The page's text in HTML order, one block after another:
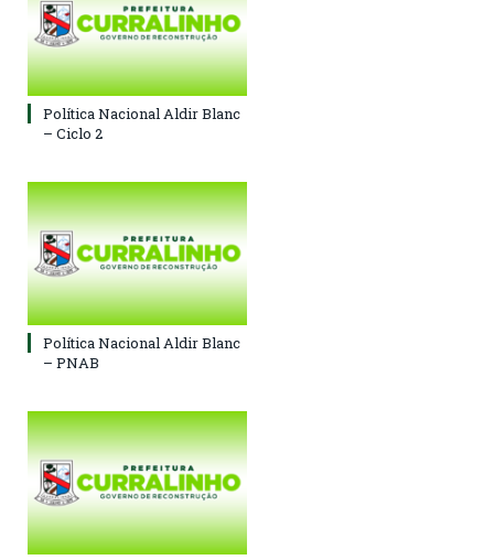
Política Nacional Aldir Blanc
– Ciclo 2
Política Nacional Aldir Blanc
– PNAB